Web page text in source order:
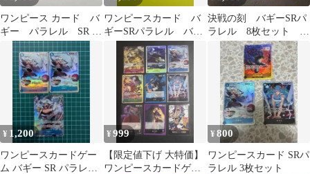
ワンピース カード バ
ギー パラレル SR 4
枚 OP16-048
ワンピースカード バ
ギーSRパラレル バギ
ーSR 2枚セット
決戦の刻 バギーSRパ
ラレル 8枚セット ま
とめ売り
¥ 1,200
ワンピースカードゲー
ム バギー SR パラレル
¥999
【限定値下げ 大特価】
ワンピースカードゲー
¥800
ワンピースカード SRパ
ラレル 3枚セット